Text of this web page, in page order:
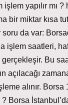
yapılır mı ?
bir miktar kısa
soru da var:
işlem saatleri,
gerçekleşir. Bu
açılacağı
alınır. Borsa
? Borsa